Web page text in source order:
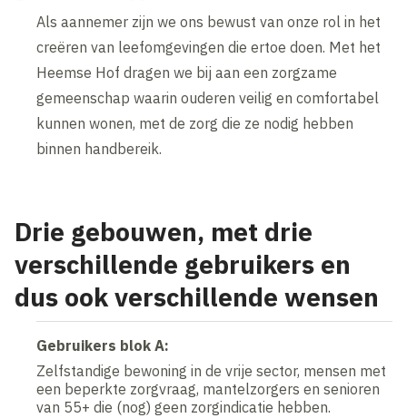
Als aannemer zijn we ons bewust van onze rol in het
creëren van leefomgevingen die ertoe doen. Met het
Heemse Hof dragen we bij aan een zorgzame
gemeenschap waarin ouderen veilig en comfortabel
kunnen wonen, met de zorg die ze nodig hebben
binnen handbereik.
Drie gebouwen, met drie
verschillende gebruikers en
dus ook verschillende wensen
Gebruikers blok A:
Zelfstandige bewoning in de vrije sector, mensen met
een beperkte zorgvraag, mantelzorgers en senioren
van 55+ die (nog) geen zorgindicatie hebben.